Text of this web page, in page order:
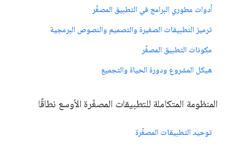
أدوات مطوري البرامج في التطبيق المصغّر
ترميز التطبيقات الصغيرة والتصميم والنصوص البرمجية
مكونات التطبيق المصغّر
هيكل المشروع ودورة الحياة والتجميع
المنظومة المتكاملة للتطبيقات المصغّرة الأوسع نطاقًا
توحيد التطبيقات المصغّرة